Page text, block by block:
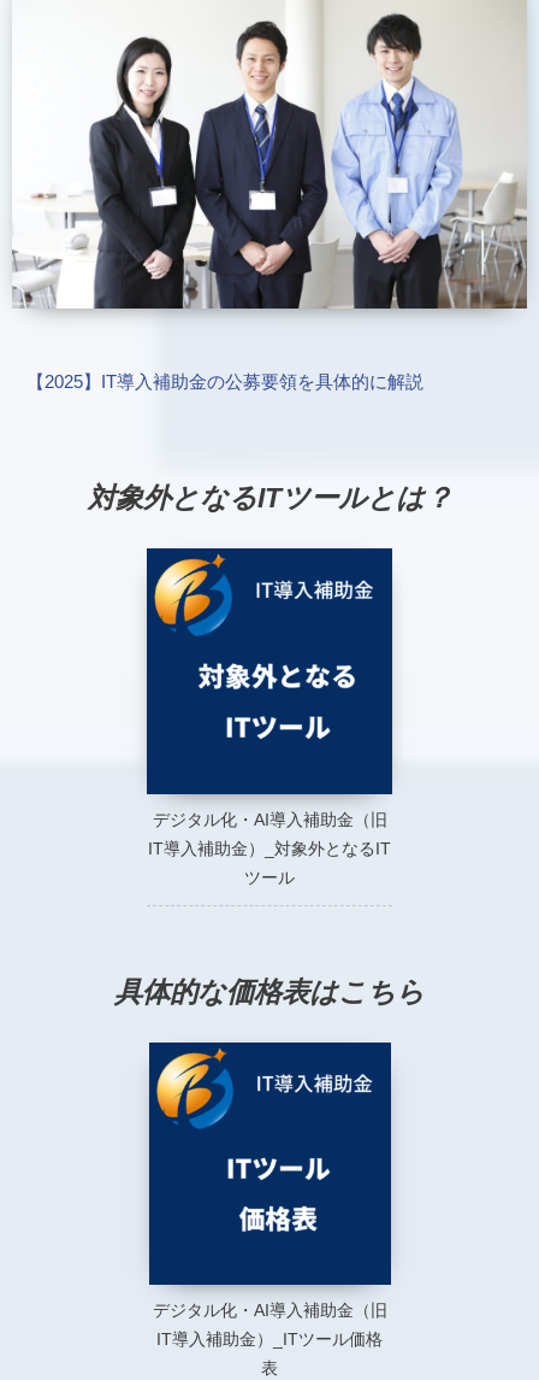
【2025】IT導入補助金の公募要領を具体的に解説
対象外となるITツールとは？
デジタル化・AI導入補助金（旧
IT導入補助金）_対象外となるIT
ツール
具体的な価格表はこちら
デジタル化・AI導入補助金（旧
IT導入補助金）_ITツール価格
表